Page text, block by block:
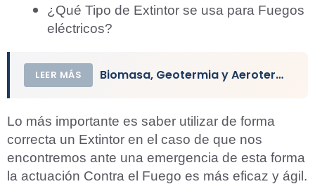
¿Qué Tipo de Extintor se usa para Fuegos
eléctricos?
LEER MÁS Biomasa, Geotermia y Aerotermia: Los más Eficientes
Lo más importante es saber utilizar de forma
correcta un Extintor en el caso de que nos
encontremos ante una emergencia de esta forma
la actuación Contra el Fuego es más eficaz y ágil.